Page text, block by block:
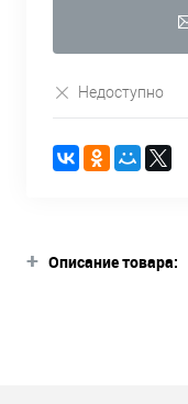
Недоступно
+ Описание товара: